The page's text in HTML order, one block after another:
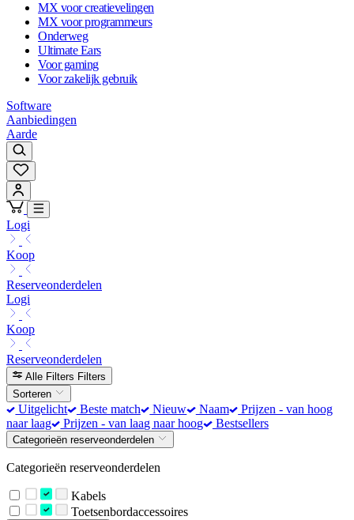
MX voor creatievelingen
MX voor programmeurs
Onderweg
Ultimate Ears
Voor gaming
Voor zakelijk gebruik
Software
Aanbiedingen
Aarde
Logi
Koop
Reserveonderdelen
Logi
Koop
Reserveonderdelen
Alle Filters Filters
Sorteren
Uitgelicht Beste match Nieuw Naam
Prijzen - van hoog
naar laag
Prijzen - van laag naar hoog Bestsellers
Categorieën reserveonderdelen
Categorieën reserveonderdelen
Kabels
Toetsenbordaccessoires